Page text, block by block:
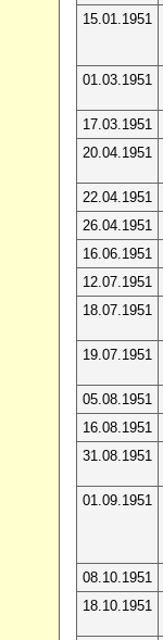
15.01.1951
01.03.1951
17.03.1951
20.04.1951
22.04.1951
26.04.1951
16.06.1951
12.07.1951
18.07.1951
19.07.1951
05.08.1951
16.08.1951
31.08.1951
01.09.1951
08.10.1951
18.10.1951